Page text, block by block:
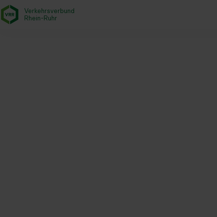
Verkehrsverbund
Rhein-Ruhr